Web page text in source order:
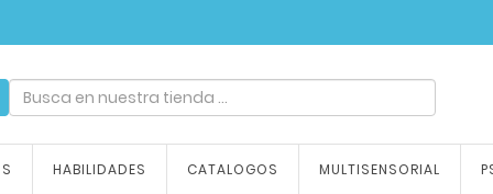
HABILIDADES CATALOGOS MULTISENSORIAL